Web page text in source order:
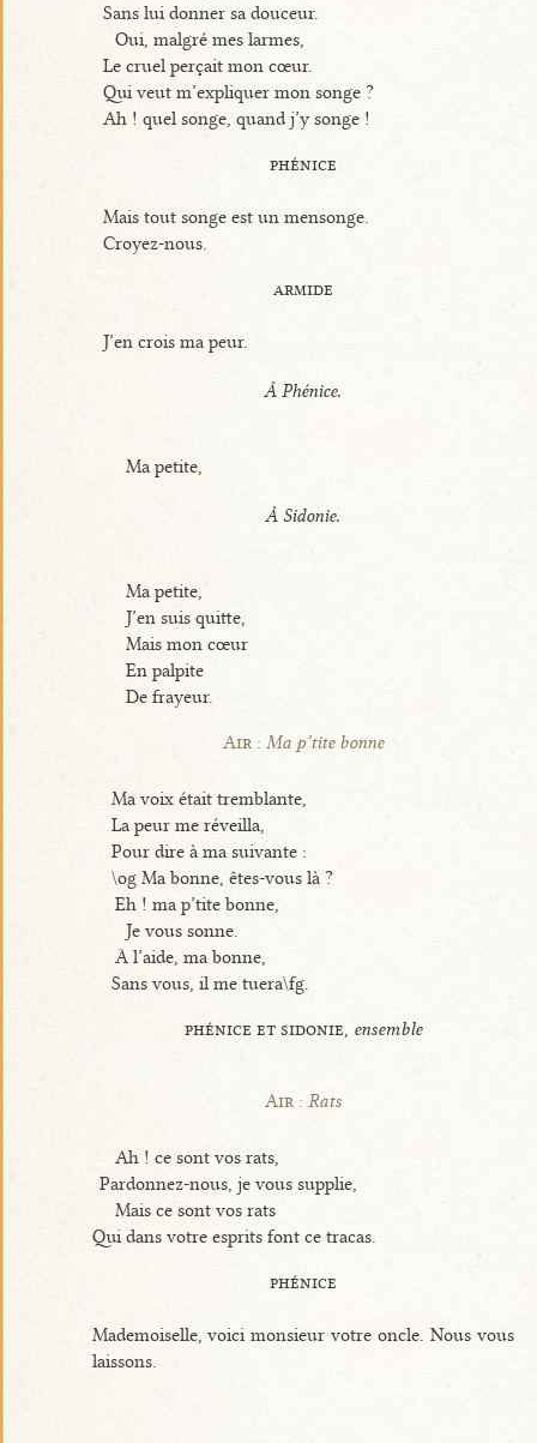
Sans lui donner sa douceur.
Oui, malgré mes larmes,
Le cruel perçait mon cœur.
Qui veut m’expliquer mon songe ?
Ah ! quel songe, quand j’y songe !
phénice
Mais tout songe est un mensonge.
Croyez-nous.
armide
J’en crois ma peur.
À Phénice.
Ma petite,
À Sidonie.
Ma petite,
J’en suis quitte,
Mais mon cœur
En palpite
De frayeur.
Air : Ma p’tite bonne
Ma voix était tremblante,
La peur me réveilla,
Pour dire à ma suivante :
\og Ma bonne, êtes-vous là ?
Eh ! ma p’tite bonne,
Je vous sonne.
À l’aide, ma bonne,
Sans vous, il me tuera\fg.
phénice et sidonie, ensemble
Air : Rats
Ah ! ce sont vos rats,
Pardonnez-nous, je vous supplie,
Mais ce sont vos rats
Qui dans votre esprits font ce tracas.
phénice
Mademoiselle, voici monsieur votre oncle. Nous vous
laissons.